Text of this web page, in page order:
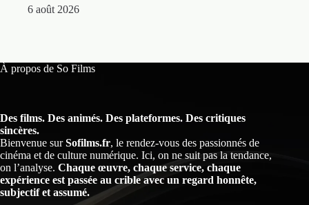
6 août 2026
À propos de So Films
Des films. Des animés. Des plateformes. Des critiques
sincères.
Bienvenue surSofilms.fr, le rendez-vous des passionnés de
cinéma et de culture numérique. Ici, on ne suit pas la tendance,
on l’analyse. Chaque œuvre, chaque service, chaque
expérience est passée au crible avec un regard honnête,
subjectif et assumé.